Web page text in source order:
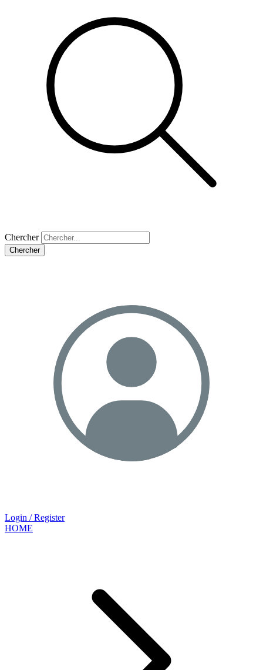
Chercher
Chercher
Login / Register
HOME